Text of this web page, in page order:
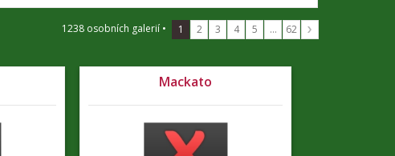
a
1238 osobních galerií • 1 2 3 4 5 … 62
Mackato